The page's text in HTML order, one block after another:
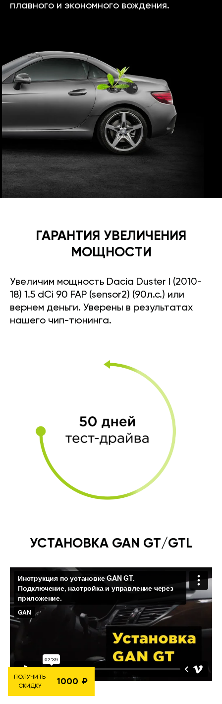
плавного и экономного вождения.
ГАРАНТИЯ УВЕЛИЧЕНИЯ
МОЩНОСТИ
Увеличим мощность Dacia Duster I (2010-
18) 1.5 dCi 90 FAP (sensor2) (90л.с.) или
вернем деньги. Уверены в результатах
нашего чип-тюнинга.
УСТАНОВКА GAN GT/GTL
ПОЛУЧИТЬ
СКИДКУ
1000